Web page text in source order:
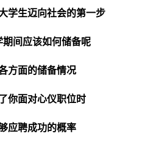
学生迈向社会的第一步
期间应该如何储备呢
方面的储备情况
你面对心仪职位时
应聘成功的概率